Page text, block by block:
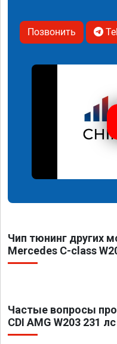
Позвонить
Чип тюнинг других
Mercedes C-class
Частые вопросы
CDI AMG W203 231 лс